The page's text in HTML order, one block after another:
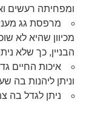
ומפחיתה רעשים
מרפסת גג
מכיוון שהיא לא
הבניין, כך שלא ניתן
איכות החיים
וניתן ליהנות בה
ניתן לגדל בה